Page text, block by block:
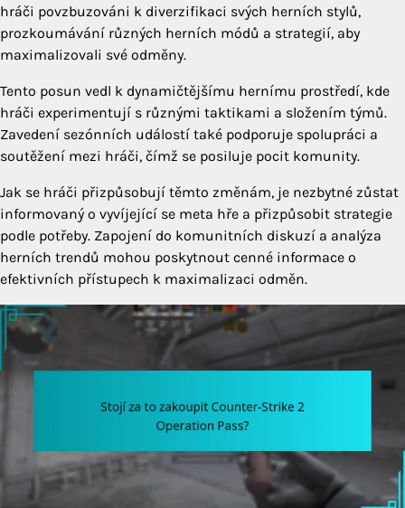
hráči povzbuzováni k diverzifikaci svých herních stylů,
prozkoumávání různých herních módů a strategií, aby
maximalizovali své odměny.
Tento posun vedl k dynamičtějšímu hernímu prostředí, kde
hráči experimentují s různými taktikami a složením týmů.
Zavedení sezónních událostí také podporuje spolupráci a
soutěžení mezi hráči, čímž se posiluje pocit komunity.
Jak se hráči přizpůsobují těmto změnám, je nezbytné zůstat
informovaný o vyvíjející se meta hře a přizpůsobit strategie
podle potřeby. Zapojení do komunitních diskuzí a analýza
herních trendů mohou poskytnout cenné informace o
efektivních přístupech k maximalizaci odměn.